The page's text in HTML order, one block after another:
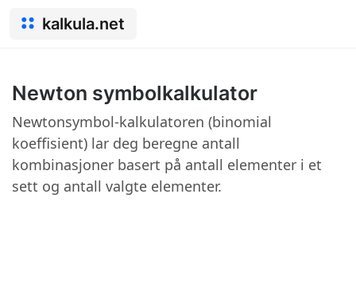
kalkula.net
Newton symbolkalkulator
Newtonsymbol-kalkulatoren (binomial
koeffisient) lar deg beregne antall
kombinasjoner basert på antall elementer i et
sett og antall valgte elementer.